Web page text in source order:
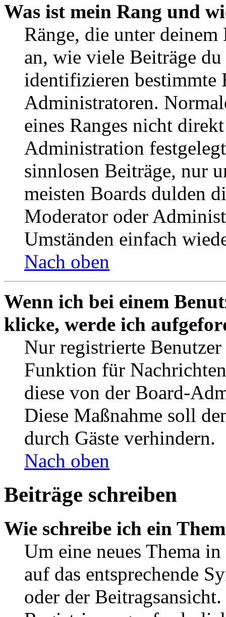
Was ist mein Rang und
Ränge, die unter deinem
an, wie viele Beiträge
identifizieren bestimmte
Administratoren.
eines Ranges nicht
Administration
sinnlosen Beiträge, nur
meisten Boards dulden
Moderator oder
Umständen einfach
Nach oben
Wenn ich bei einem
klicke, werde ich
Nur registrierte
Funktion für
diese von der Board-
Diese Maßnahme soll
durch Gäste verhindern.
Nach oben
Beiträge schreiben
Wie schreibe ich ein
Um eine neues Thema
auf das entsprechende
oder der